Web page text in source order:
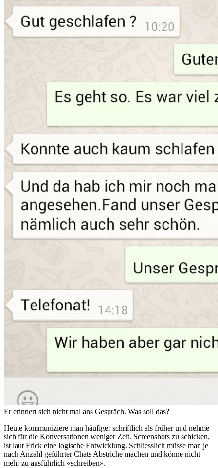
Er erinnert sich nicht mal ans Gespräch. Was soll das?
Heute kommuniziere man häufiger schriftlich als früher und nehme
sich für die Konversationen weniger Zeit. Screenshots zu schicken,
ist laut Frick eine logische Entwicklung. Schliesslich müsse man je
nach Anzahl geführter Chats Abstriche machen und könne nicht
mehr zu ausführlich «schreiben».